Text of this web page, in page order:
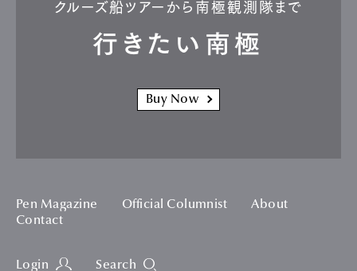
クルーズ船ツアーから南極観測隊まで
行きたい南極
Buy Now
Pen Magazine Official Columnist
About
Contact
Login Search